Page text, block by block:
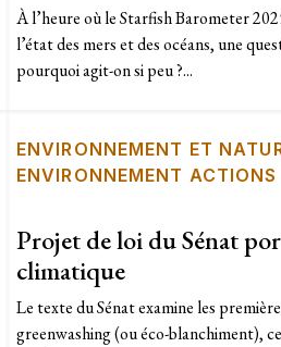
À l’heure où le Starfish Barometer
l’état des mers et des océans, une
pourquoi agit-on si peu ?...
ENVIRONNEMENT ET
ENVIRONNEMENT ACTIONS
Projet de loi du Sénat
climatique
Le texte du Sénat examine les
greenwashing (ou éco-blanchiment),